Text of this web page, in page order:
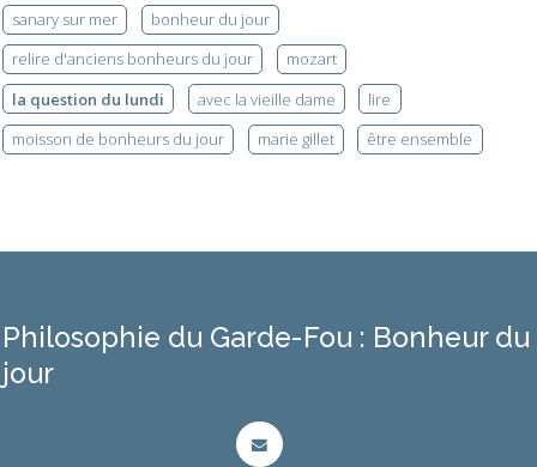
sanary sur mer
bonheur du jour
relire d'anciens bonheurs du jour
mozart
la question du lundi
avec la vieille dame
lire
moisson de bonheurs du jour
marie gillet être ensemble
Philosophie du Garde-Fou : Bonheur du
jour